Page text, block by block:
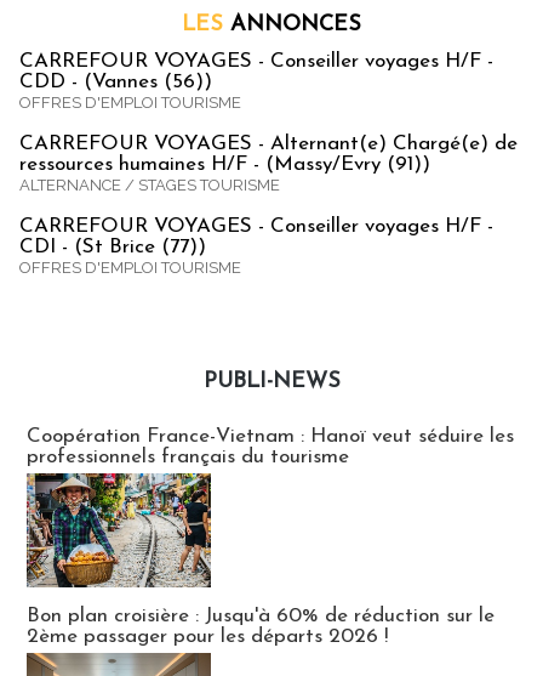
LES ANNONCES
CARREFOUR VOYAGES - Conseiller voyages H/F -
CDD - (Vannes (56))
OFFRES D'EMPLOI TOURISME
CARREFOUR VOYAGES - Alternant(e) Chargé(e) de
ressources humaines H/F - (Massy/Evry (91))
ALTERNANCE / STAGES TOURISME
CARREFOUR VOYAGES - Conseiller voyages H/F -
CDI - (St Brice (77))
OFFRES D'EMPLOI TOURISME
PUBLI-NEWS
Coopération France-Vietnam : Hanoï veut séduire les
professionnels français du tourisme
Bon plan croisière : Jusqu'à 60% de réduction sur le
2ème passager pour les départs 2026 !